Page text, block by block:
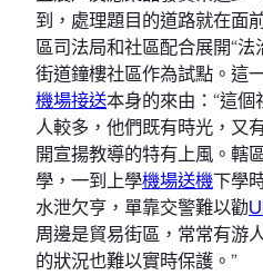
到，處理題目的道路就在面
區司法局和社區配合展開“
街道鐘樓社區作為試點。這
機場接送本身的來由：“這
人較多，他們既有時光，又
開宣揚教導的特有上風。轄
學，一到上學機場送機下學
水泄欠亨，單靠交警難以勸
周邊是貿易街區，常常有游
的狀況也難以實時保護。”